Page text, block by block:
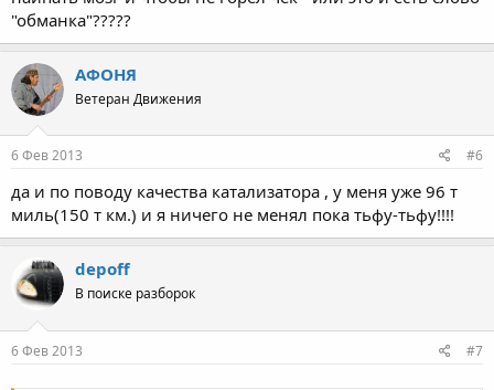
"обманка"?????
АФОНЯ
Ветеран Движения
6 Фев 2013 #6
да и по поводу качества катализатора , у меня уже 96 т
миль(150 т км.) и я ничего не менял пока тьфу-тьфу!!!!
depoff
В поиске разборок
6 Фев 2013 #7